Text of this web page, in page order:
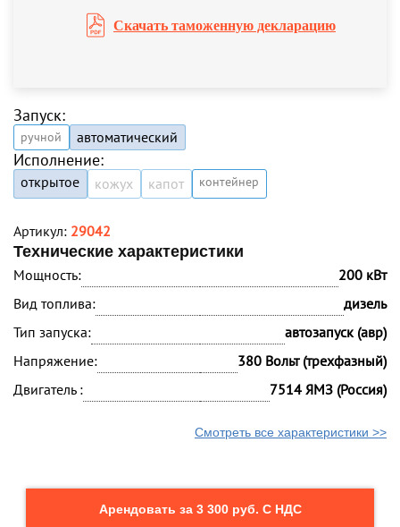
Скачать таможенную декларацию
Запуск:
ручной автоматический
Исполнение:
открытое кожух капот контейнер
Артикул: 29042
Технические характеристики
Мощность:
200 кВт
Вид топлива:
дизель
Тип запуска:
автозапуск (авр)
Напряжение:
380 Вольт (трехфазный)
Двигатель :
7514 ЯМЗ (Россия)
Смотреть все характеристики >>
Арендовать за 3 300 руб. С НДС